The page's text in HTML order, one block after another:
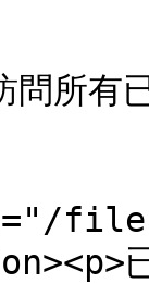
問所有
files/